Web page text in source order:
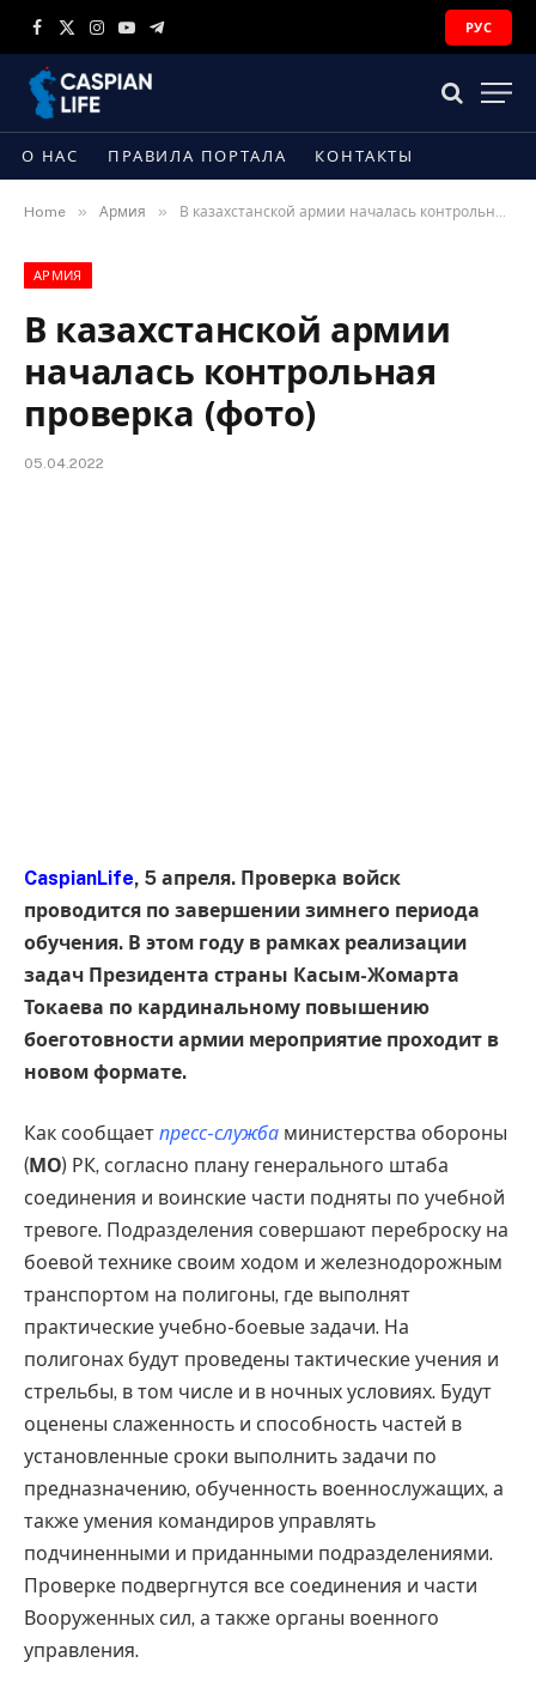
Facebook
X
Instagram
YouTubeTelegram
РУС
О НАС ПРАВИЛА ПОРТАЛА КОНТАКТЫ
Home » Армия » В казахстанской армии началась контрольная проверка (фото)
АРМИЯ
В казахстанской армии
началась контрольная
проверка (фото)
05.04.2022
CaspianLife, 5 апреля. Проверка войск
проводится по завершении зимнего периода
обучения. В этом году в рамках реализации
задач Президента страны Касым-Жомарта
Токаева по кардинальному повышению
боеготовности армии мероприятие проходит в
новом формате.
Как сообщает пресс-служба министерства обороны
(МО) РК, согласно плану генерального штаба
соединения и воинские части подняты по учебной
тревоге. Подразделения совершают переброску на
боевой технике своим ходом и железнодорожным
транспортом на полигоны, где выполнят
практические учебно-боевые задачи. На
полигонах будут проведены тактические учения и
стрельбы, в том числе и в ночных условиях. Будут
оценены слаженность и способность частей в
установленные сроки выполнить задачи по
предназначению, обученность военнослужащих, а
также умения командиров управлять
подчиненными и приданными подразделениями.
Проверке подвергнутся все соединения и части
Вооруженных сил, а также органы военного
управления.